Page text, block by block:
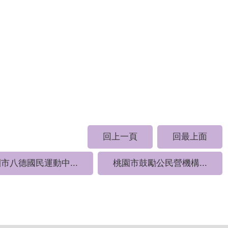
回上一頁
回最上面
八德國民運動中... 桃園市鼓勵公民營機構...